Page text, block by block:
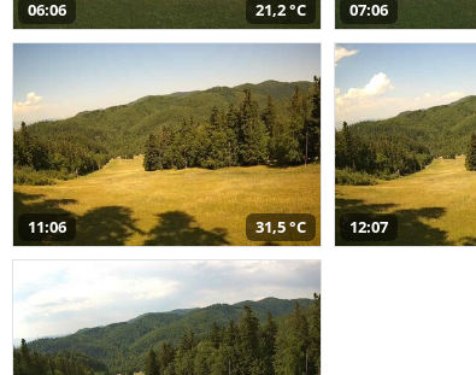
06:06 21,2 °C 07:06
11:06 31,5 °C 12:07